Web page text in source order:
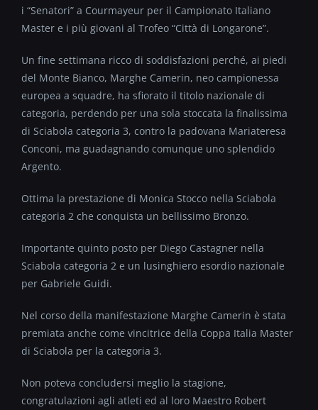
i “Senatori” a Courmayeur per il Campionato Italiano
Master e i più giovani al Trofeo “Città di Longarone”.
Un fine settimana ricco di soddisfazioni perché, ai piedi
del Monte Bianco, Marghe Camerin, neo campionessa
europea a squadre, ha sfiorato il titolo nazionale di
categoria, perdendo per una sola stoccata la finalissima
di Sciabola categoria 3, contro la padovana Mariateresa
Conconi, ma guadagnando comunque uno splendido
Argento.
Ottima la prestazione di Monica Stocco nella Sciabola
categoria 2 che conquista un bellissimo Bronzo.
Importante quinto posto per Diego Castagner nella
Sciabola categoria 2 e un lusinghiero esordio nazionale
per Gabriele Guidi.
Nel corso della manifestazione Marghe Camerin è stata
premiata anche come vincitrice della Coppa Italia Master
di Sciabola per la categoria 3.
Non poteva concludersi meglio la stagione,
congratulazioni agli atleti ed al loro Maestro Robert